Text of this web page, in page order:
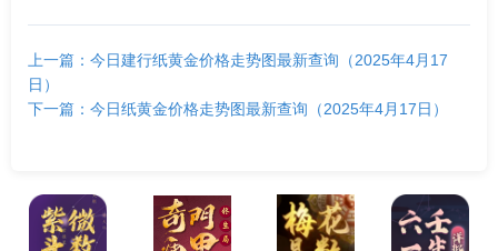
上一篇：今日建行纸黄金价格走势图最新查询（2025年4月17
日）
下一篇：今日纸黄金价格走势图最新查询（2025年4月17日）